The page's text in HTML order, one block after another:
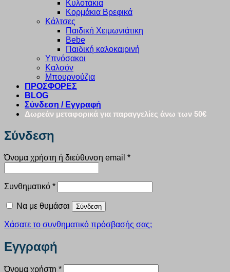
Κυλοτάκια
Κορμάκια Βρεφικά
Κάλτσες
Παιδική Χειμωνιάτικη
Bebe
Παιδική καλοκαιρινή
Υπνόσακοι
Καλσόν
Μπουρνούζια
ΠΡΟΣΦΟΡΕΣ
BLOG
Σύνδεση / Εγγραφή
Δωρεάν μεταφορικά για παραγγελίες άνω των 50€
Σύνδεση
Όνομα χρήστη ή διεύθυνση email *Απαιτείται
Συνθηματικό *Απαιτείται
Να με θυμάσαι Σύνδεση
Χάσατε το συνθηματικό πρόσβασής σας;
Εγγραφή
Όνομα χρήστη *Απαιτείται